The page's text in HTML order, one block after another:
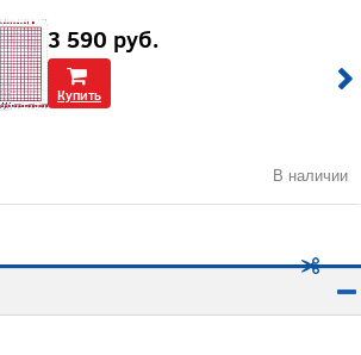
3 590 руб.
Купить
В наличии